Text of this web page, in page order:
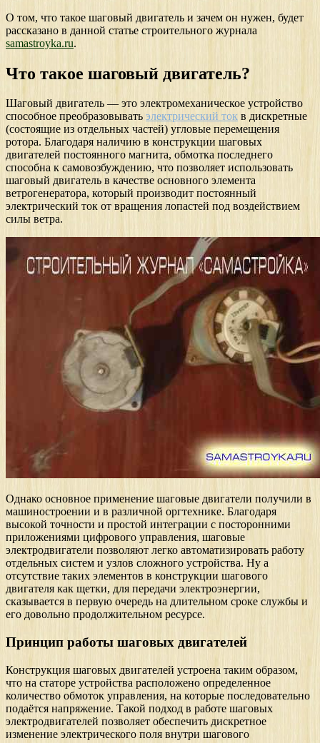
О том, что такое шаговый двигатель и зачем он нужен, будет
рассказано в данной статье строительного журнала
samastroyka.ru.
Что такое шаговый двигатель?
Шаговый двигатель — это электромеханическое устройство
способное преобразовывать электрический ток в дискретные
(состоящие из отдельных частей) угловые перемещения
ротора. Благодаря наличию в конструкции шаговых
двигателей постоянного магнита, обмотка последнего
способна к самовозбуждению, что позволяет использовать
шаговый двигатель в качестве основного элемента
ветрогенератора, который производит постоянный
электрический ток от вращения лопастей под воздействием
силы ветра.
Однако основное применение шаговые двигатели получили в
машиностроении и в различной оргтехнике. Благодаря
высокой точности и простой интеграции с посторонними
приложениями цифрового управления, шаговые
электродвигатели позволяют легко автоматизировать работу
отдельных систем и узлов сложного устройства. Ну а
отсутствие таких элементов в конструкции шагового
двигателя как щетки, для передачи электроэнергии,
сказывается в первую очередь на длительном сроке службы и
его довольно продолжительном ресурсе.
Принцип работы шаговых двигателей
Конструкция шаговых двигателей устроена таким образом,
что на статоре устройства расположено определенное
количество обмоток управления, на которые последовательно
подаётся напряжение. Такой подход в работе шаговых
электродвигателей позволяет обеспечить дискретное
изменение электрического поля внутри шагового